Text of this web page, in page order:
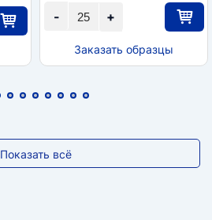
+
-
Заказать образцы
Показать всё